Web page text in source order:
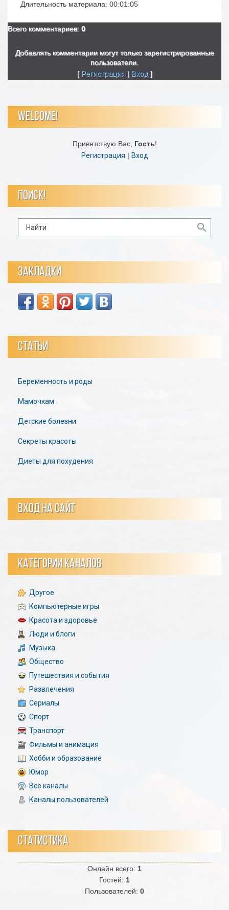
Длительность материала: 00:01:05
Всего комментариев: 0
Добавлять комментарии могут только зарегистрированные
пользователи.
[ Регистрация| Вход ]
WELCOME!
Приветствую Вас, Гость!
Регистрация | Вход
ПОИСК!
ЗАКЛАДКИ
СТАТЬИ
Беременность и роды
Мамочкам
Детские болезни
Секреты красоты
Диеты для похудения
ВХОД НА САЙТ
КАТЕГОРИИ КАНАЛОВ
Другое
Компьютерные игры
Красота и здоровье
Люди и блоги
Музыка
Общество
Путешествия и события
Развлечения
Сериалы
Спорт
Транспорт
Фильмы и анимация
Хобби и образование
Юмор
Все каналы
Каналы пользователей
СТАТИСТИКА
Онлайн всего: 1
Гостей: 1
Пользователей: 0